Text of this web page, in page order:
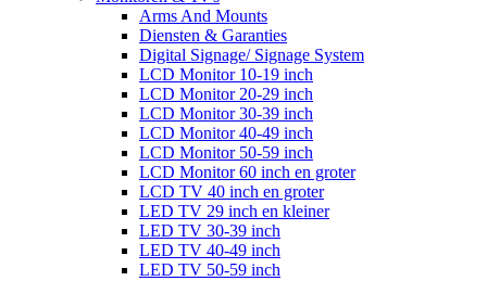
Arms And Mounts
Diensten & Garanties
Digital Signage/ Signage System
LCD Monitor 10-19 inch
LCD Monitor 20-29 inch
LCD Monitor 30-39 inch
LCD Monitor 40-49 inch
LCD Monitor 50-59 inch
LCD Monitor 60 inch en groter
LCD TV 40 inch en groter
LED TV 29 inch en kleiner
LED TV 30-39 inch
LED TV 40-49 inch
LED TV 50-59 inch